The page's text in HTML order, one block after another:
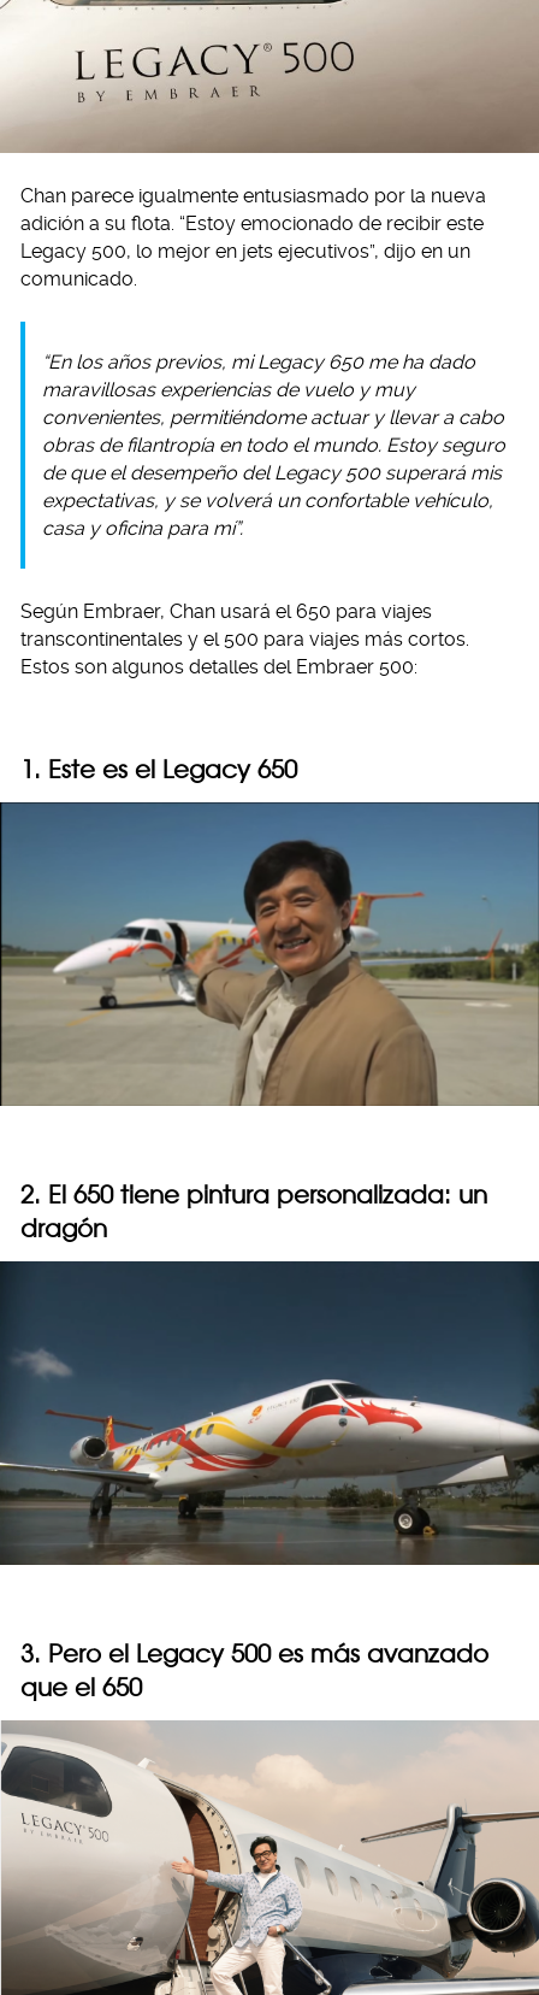
Chan parece igualmente entusiasmado por la nueva
adición a su flota. “Estoy emocionado de recibir este
Legacy 500, lo mejor en jets ejecutivos”, dijo en un
comunicado.
“En los años previos, mi Legacy 650 me ha dado
maravillosas experiencias de vuelo y muy
convenientes, permitiéndome actuar y llevar a cabo
obras de filantropía en todo el mundo. Estoy seguro
de que el desempeño del Legacy 500 superará mis
expectativas, y se volverá un confortable vehículo,
casa y oficina para mí”.
Según Embraer, Chan usará el 650 para viajes
transcontinentales y el 500 para viajes más cortos.
Estos son algunos detalles del Embraer 500:
1. Este es el Legacy 650
2. El 650 tiene pintura personalizada: un
dragón
3. Pero el Legacy 500 es más avanzado
que el 650